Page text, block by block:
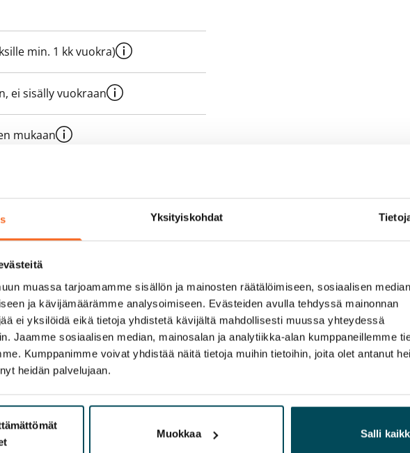
Yksityiskohdat
muassa tarjoamamme sisällön ja mainosten räätälöimiseen, sosiaalisen median
ja kävijämäärämme analysoimiseen. Evästeiden avulla tehdyssä mainonnan
ei yksilöidä eikä tietoja yhdistetä kävijältä mahdollisesti muussa yhteydessä
Jaamme sosiaalisen median, mainosalan ja analytiikka-alan kumppaneillemme
Kumppanimme voivat yhdistää näitä tietoja muihin tietoihin, joita olet antanut
heidän palvelujaan.
Muokkaa Salli
min. 1 kk vuokra)
ei sisälly vuokraan
mukaan
sisältyy 50 M laajakaistaliittymä. Voit
etuhintaan ottamalla